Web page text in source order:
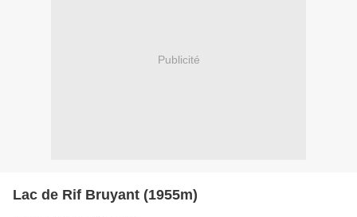
Publicité
Lac de Rif Bruyant (1955m)